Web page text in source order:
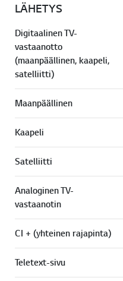
LÄHETYS
Digitaalinen TV-
vastaanotto
(maanpäällinen, kaapeli,
satelliitti)
Maanpäällinen
Kaapeli
Satelliitti
Analoginen TV-
vastaanotin
CI + (yhteinen rajapinta)
Teletext-sivu